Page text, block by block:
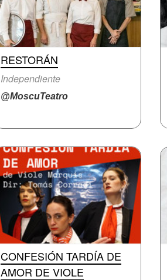
RESTORÁN
Independiente
@MoscuTeatro
CONFESIÓN TARDÍA DE
AMOR DE VIOLE